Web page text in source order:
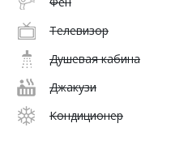
Телевизор
Душевая кабина
Джакузи
Кондиционер